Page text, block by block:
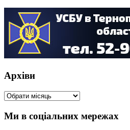
Архіви
Архіви
Ми в соціальних мережах